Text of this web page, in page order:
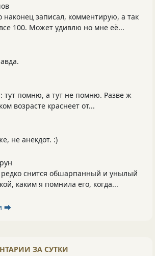
наконец записал, комментирую, а так
100. Может удивлю но мне её...
тут помню, а тут не помню. Разве ж
возрасте краснеет от...
не анекдот. :)
снится обшарпанный и унылый
каким я помнила его, когда...
⮕
ЗА СУТКИ